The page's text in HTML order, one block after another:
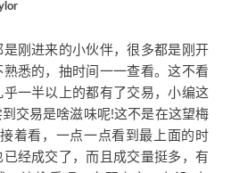
刚进来的小伙伴，很多都是刚开
熟悉的，抽时间一一查看。这不看
一半以上的都有了交易，小编这
交易是啥滋味呢!这不是在这望梅
着看，一点一点看到最上面的时
经成交了，而且成交量挺多，有